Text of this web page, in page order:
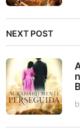
NEXT POST